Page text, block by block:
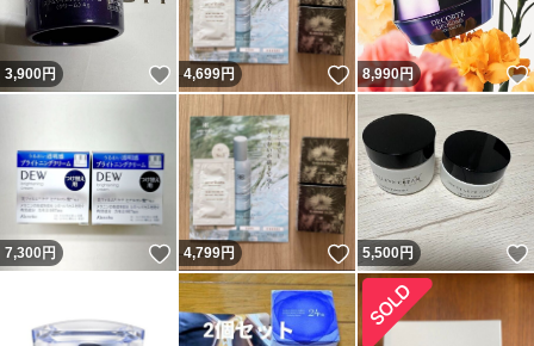
3,900円 いいね！
4,699円 いいね！
8,990円
7,300 円 いいね！
4,799円 いいね！
5,500円